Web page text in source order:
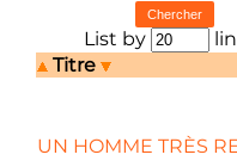
List by
Titre
UN HOMME TRÈS